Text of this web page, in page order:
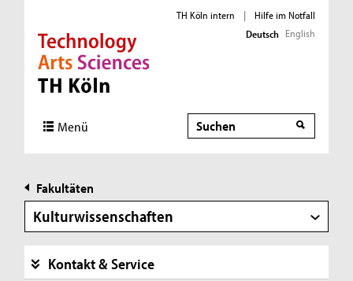
Direkt zur Hauptnavigation
Direkt zur Subnavigation
Direkt zum Inhalt
Direkt zum Fußbereich
TH Köln intern |
Hilfe im Notfall
Deutsch English
Menü Suche
Suche
Fakultäten
Kulturwissenschaften
Kontakt & Service